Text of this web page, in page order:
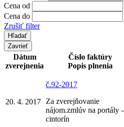
Cena od
Cena do
Zrušiť filter
Zavrieť
Dátum
zverejnenia
Číslo faktúry
Popis plnenia
20. 4. 2017
č.92-2017
Za zverejňovanie
nájom.zmlúv na portály -
cintorín